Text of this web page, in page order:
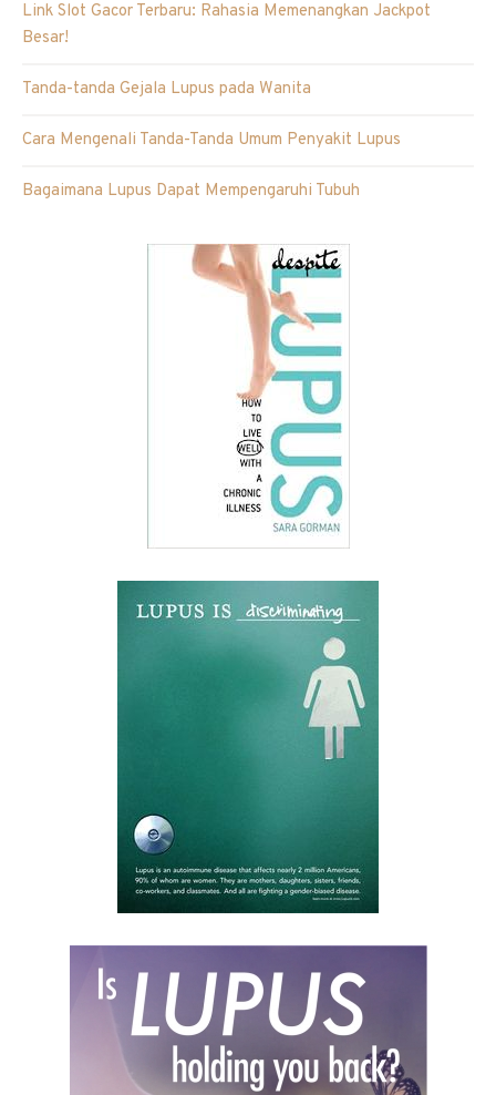
Link Slot Gacor Terbaru: Rahasia Memenangkan Jackpot
Besar!
Tanda-tanda Gejala Lupus pada Wanita
Cara Mengenali Tanda-Tanda Umum Penyakit Lupus
Bagaimana Lupus Dapat Mempengaruhi Tubuh